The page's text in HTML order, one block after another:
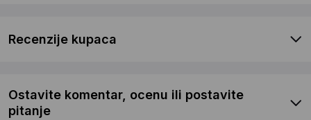
Recenzije kupaca
Ostavite komentar, ocenu ili postavite
pitanje